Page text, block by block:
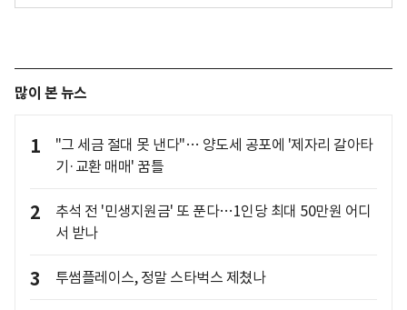
많이 본 뉴스
1
"그 세금 절대 못 낸다"… 양도세 공포에 '제자리 갈아타
기·교환 매매' 꿈틀
2
추석 전 '민생지원금' 또 푼다…1인당 최대 50만원 어디
서 받나
3 투썸플레이스, 정말 스타벅스 제쳤나